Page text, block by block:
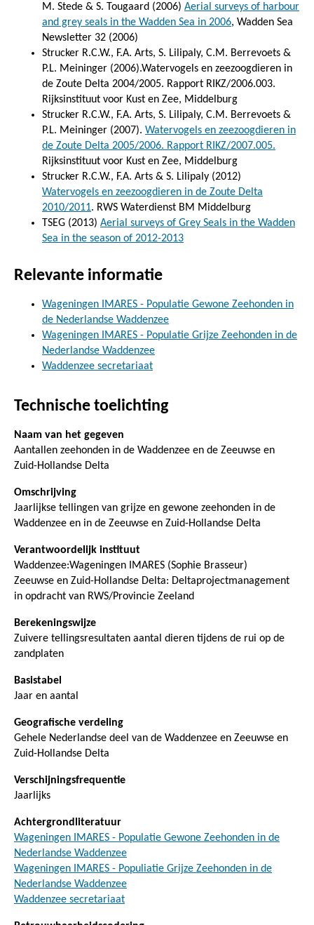
M. Stede & S. Tougaard (2006) Aerial surveys of harbour
and grey seals in the Wadden Sea in 2006, Wadden Sea
Newsletter 32 (2006)
Strucker R.C.W., F.A. Arts, S. Lilipaly, C.M. Berrevoets &
P.L. Meininger (2006).Watervogels en zeezoogdieren in
de Zoute Delta 2004/2005. Rapport RIKZ/2006.003.
Rijksinstituut voor Kust en Zee, Middelburg
Strucker R.C.W., F.A. Arts, S. Lilipaly, C.M. Berrevoets &
P.L. Meininger (2007). Watervogels en zeezoogdieren in
de Zoute Delta 2005/2006. Rapport RIKZ/2007.005.
Rijksinstituut voor Kust en Zee, Middelburg
Strucker R.C.W., F.A. Arts & S. Lilipaly (2012)
Watervogels en zeezoogdieren in de Zoute Delta
2010/2011. RWS Waterdienst BM Middelburg
TSEG (2013) Aerial surveys of Grey Seals in the Wadden
Sea in the season of 2012-2013
Relevante informatie
Wageningen IMARES - Populatie Gewone Zeehonden in
de Nederlandse Waddenzee
Wageningen IMARES - Populatie Grijze Zeehonden in de
Nederlandse Waddenzee
Waddenzee secretariaat
Technische toelichting
Naam van het gegeven
Aantallen zeehonden in de Waddenzee en de Zeeuwse en
Zuid-Hollandse Delta
Omschrijving
Jaarlijkse tellingen van grijze en gewone zeehonden in de
Waddenzee en in de Zeeuwse en Zuid-Hollandse Delta
Verantwoordelijk instituut
Waddenzee:Wageningen IMARES (Sophie Brasseur)
Zeeuwse en Zuid-Hollandse Delta: Deltaprojectmanagement
in opdracht van RWS/Provincie Zeeland
Berekeningswijze
Zuivere tellingsresultaten aantal dieren tijdens de rui op de
zandplaten
Basistabel
Jaar en aantal
Geografische verdeling
Gehele Nederlandse deel van de Waddenzee en Zeeuwse en
Zuid-Hollandse Delta
Verschijningsfrequentie
Jaarlijks
Achtergrondliteratuur
Wageningen IMARES - Populatie Gewone Zeehonden in de
Nederlandse Waddenzee
Wageningen IMARES - Populiatie Grijze Zeehonden in de
Nederlandse Waddenzee
Waddenzee secretariaat